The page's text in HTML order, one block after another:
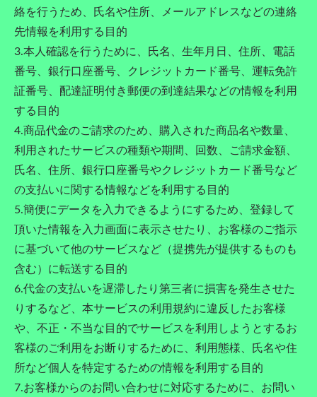
絡を行うため、氏名や住所、メールアドレスなどの連絡
先情報を利用する目的
3.本人確認を行うために、氏名、生年月日、住所、電話
番号、銀行口座番号、クレジットカード番号、運転免許
証番号、配達証明付き郵便の到達結果などの情報を利用
する目的
4.商品代金のご請求のため、購入された商品名や数量、
利用されたサービスの種類や期間、回数、ご請求金額、
氏名、住所、銀行口座番号やクレジットカード番号など
の支払いに関する情報などを利用する目的
5.簡便にデータを入力できるようにするため、登録して
頂いた情報を入力画面に表示させたり、お客様のご指示
に基づいて他のサービスなど（提携先が提供するものも
含む）に転送する目的
6.代金の支払いを遅滞したり第三者に損害を発生させた
りするなど、本サービスの利用規約に違反したお客様
や、不正・不当な目的でサービスを利用しようとするお
客様のご利用をお断りするために、利用態様、氏名や住
所など個人を特定するための情報を利用する目的
7.お客様からのお問い合わせに対応するために、お問い